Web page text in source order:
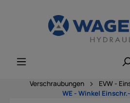
Verschraubungen
EVW -
WE - Winkel